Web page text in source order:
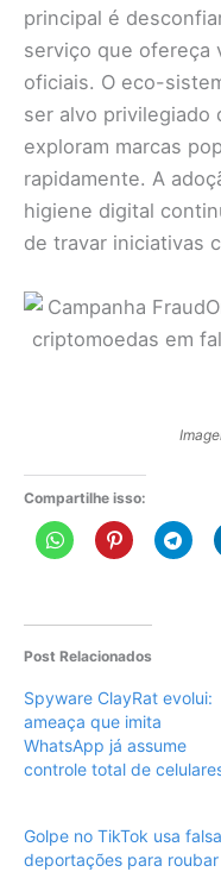
principal é
serviço que ofereça
oficiais. O eco-
ser alvo privilegiado
exploram marcas
rapidamente. A
higiene digital
de travar iniciativas
Compartilhe isso:
Post Relacionados
Spyware ClayRat evolui:
ameaça que imita
WhatsApp já assume
controle total de
Golpe no TikTok usa
deportações para roubar